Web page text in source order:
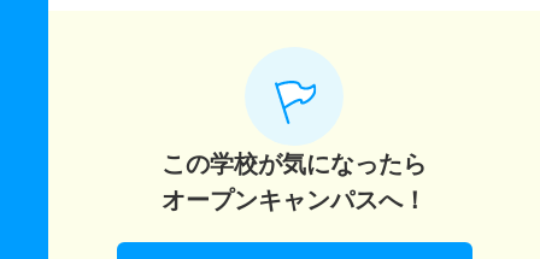
この学校が気になったら
オープンキャンパスへ！